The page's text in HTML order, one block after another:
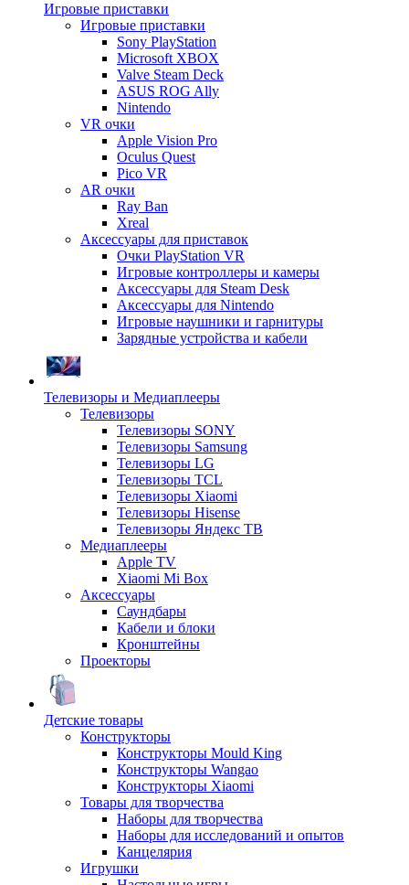
Игровые приставки
Игровые приставки
Sony PlayStation
Microsoft XBOX
Valve Steam Deck
ASUS ROG Ally
Nintendo
VR очки
Apple Vision Pro
Oculus Quest
Pico VR
AR очки
Ray Ban
Xreal
Аксессуары для приставок
Очки PlayStation VR
Игровые контроллеры и камеры
Аксессуары для Steam Desk
Аксессуары для Nintendo
Игровые наушники и гарнитуры
Зарядные устройства и кабели
Телевизоры и Медиаплееры
Телевизоры
Телевизоры SONY
Телевизоры Samsung
Телевизоры LG
Телевизоры TCL
Телевизоры Xiaomi
Телевизоры Hisense
Телевизоры Яндекс ТВ
Медиаплееры
Apple TV
Xiaomi Mi Box
Аксессуары
Саундбары
Кабели и блоки
Кронштейны
Проекторы
Детские товары
Конструкторы
Конструкторы Mould King
Конструкторы Wangao
Конструкторы Xiaomi
Товары для творчества
Наборы для творчества
Наборы для исследований и опытов
Канцелярия
Игрушки